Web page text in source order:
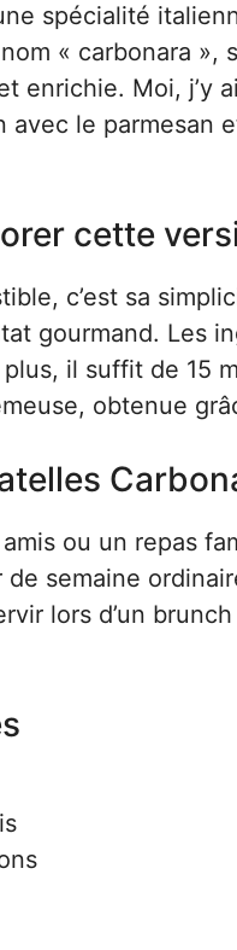
spécialité
« carbonara
enrichie. Moi, j’y
avec le
cette
c’est sa
gourmand. Les
il suffit de 15
obtenue
ou un repas
semaine
lors d’un